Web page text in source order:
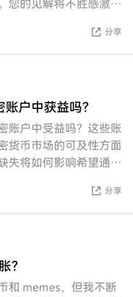
您的见解将不胜感激！
分享
户中获益吗？
账户中受益吗？这些账
货币市场的可及性方面
失将如何影响希望通过
分享
？
和 memes，但我不断